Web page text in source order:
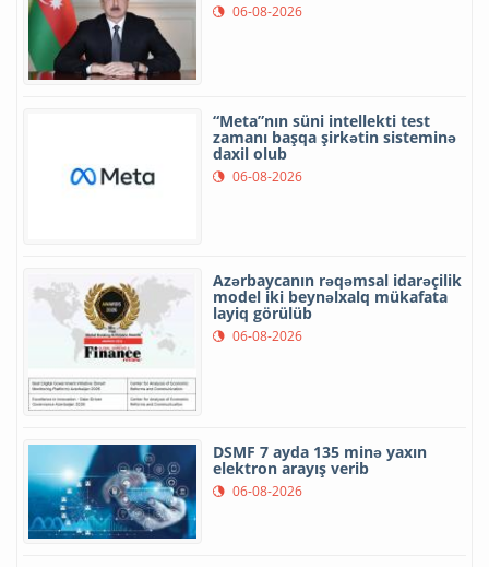
06-08-2026
“Meta”nın süni intellekti test
zamanı başqa şirkətin sisteminə
daxil olub
06-08-2026
Azərbaycanın rəqəmsal idarəçilik
model iki beynəlxalq mükafata
layiq görülüb
06-08-2026
DSMF 7 ayda 135 minə yaxın
elektron arayış verib
06-08-2026